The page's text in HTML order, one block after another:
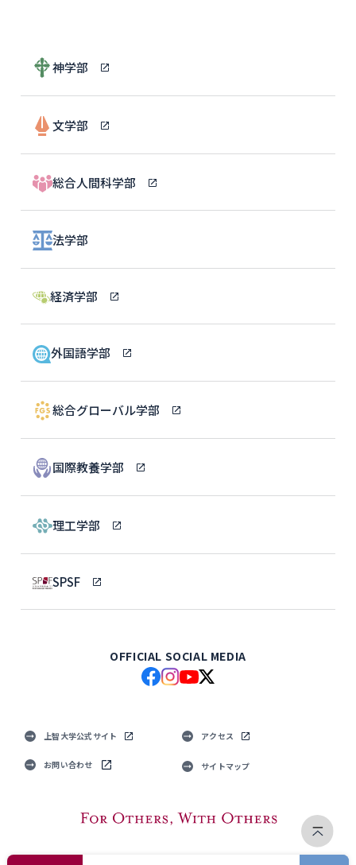
神学部
文学部
総合人間科学部
法学部
経済学部
外国語学部
総合グローバル学部
国際教養学部
理工学部
SPSF
OFFICIAL SOCIAL MEDIA
上智大学公式サイト アクセス
お問い合わせ サイトマップ